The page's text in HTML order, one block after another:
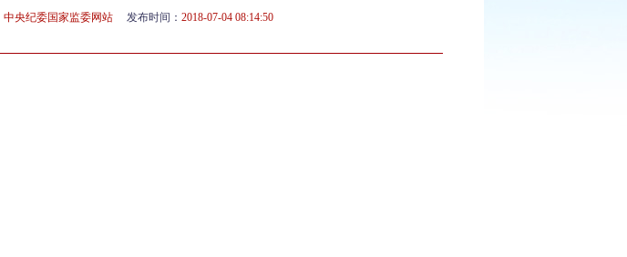
中央纪委国家监委网站 发布时间： 2018-07-04 08:14:50